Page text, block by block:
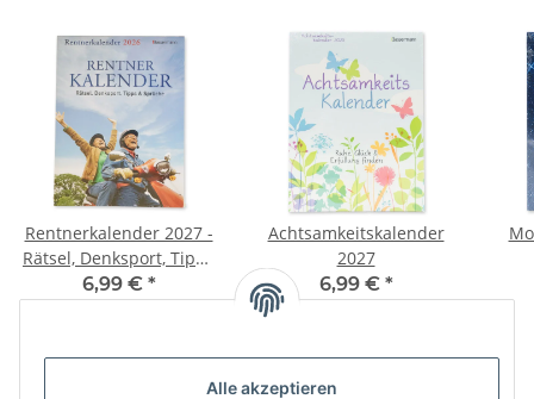
Alle akzeptieren
Rentnerkalender 2027 -
Rätsel, Denksport, Tipps
& Sprüche
6,99 € *
Achtsamkeitskalender
2027
6,99 € *